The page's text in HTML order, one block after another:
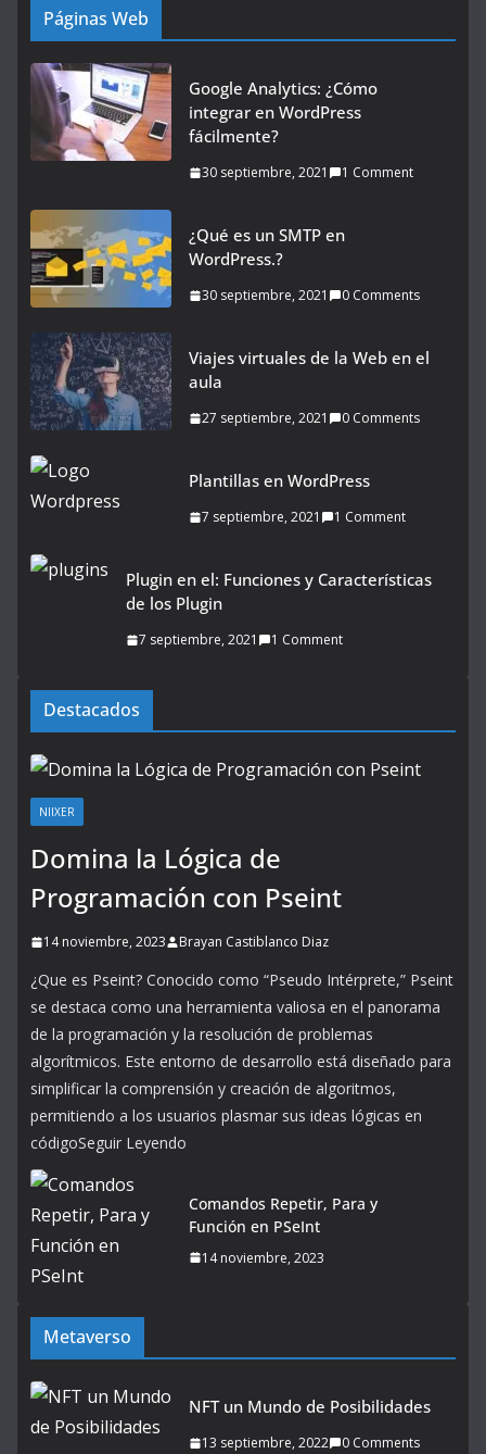
Páginas Web
Google Analytics: ¿Cómo
integrar en WordPress
fácilmente?
30 septiembre, 2021 1 Comment
¿Qué es un SMTP en
WordPress.?
30 septiembre, 2021 0 Comments
Viajes virtuales de la Web en el
aula
27 septiembre, 2021 0 Comments
Plantillas en WordPress
7 septiembre, 2021 1 Comment
Plugin en el: Funciones y Características
de los Plugin
7 septiembre, 2021 1 Comment
Destacados
NIIXER
Domina la Lógica de
Programación con Pseint
14 noviembre, 2023 Brayan Castiblanco Diaz
¿Que es Pseint? Conocido como “Pseudo Intérprete,” Pseint
se destaca como una herramienta valiosa en el panorama
de la programación y la resolución de problemas
algorítmicos. Este entorno de desarrollo está diseñado para
simplificar la comprensión y creación de algoritmos,
permitiendo a los usuarios plasmar sus ideas lógicas en
códigoSeguir Leyendo
Comandos Repetir, Para y
Función en PSeInt
14 noviembre, 2023
Metaverso
NFT un Mundo de Posibilidades
13 septiembre, 2022 0 Comments